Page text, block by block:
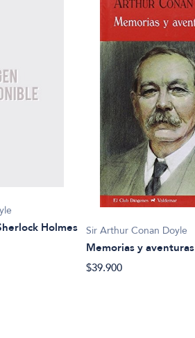
Holmes
Sir Arthur Conan Doyle
Memorias y aventuras
$39.900